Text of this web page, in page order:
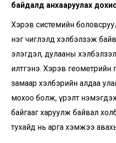
байдалд анхааруулах
Хэрэв системийн
нэг чиглэлд хэлбэлзэж
элэгдэл, дулааны
илтгэнэ. Хэрэв
замаар хэлбэрийн алдаа
мохоо болж, үрэлт
байгааг харуулж байвал
тухайд нь арга хэмжээ